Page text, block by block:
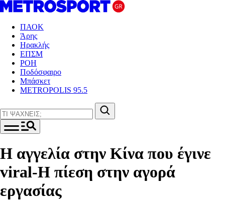
ΠΑΟΚ
Άρης
Ηρακλής
ΕΠΣΜ
ΡΟΗ
Ποδόσφαιρο
Μπάσκετ
METROPOLIS 95.5
Η αγγελία στην Κίνα που έγινε
viral-Η πίεση στην αγορά
εργασίας